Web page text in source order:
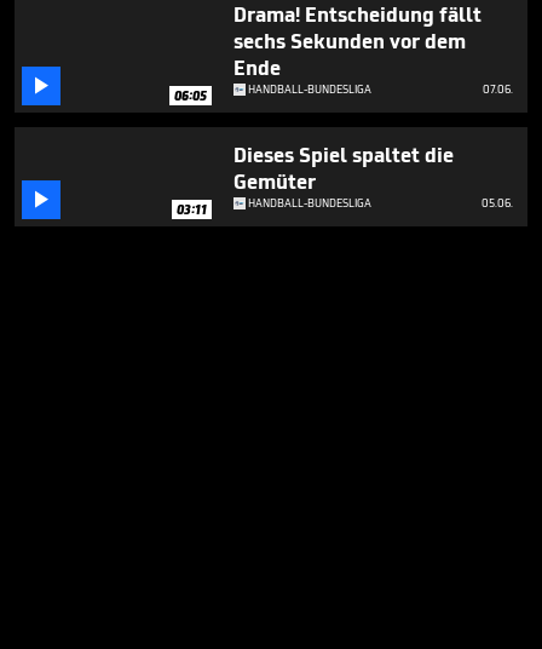
 06:05
Drama! Entscheidung fällt
sechs Sekunden vor dem
Ende
HANDBALL-BUNDESLIGA 07.06.
 03:11
Dieses Spiel spaltet die
Gemüter
HANDBALL-BUNDESLIGA 05.06.